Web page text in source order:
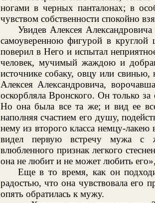
ногами в черных панталонах; в
чувством собственности спокойно
Увидев Алексея
самоуверенною фигурой в
поверил в Него и испытал
человек, мучимый жаждою и
источнике собаку, овцу или
Алексея Александровича,
оскорбляла Вронского. Он только
Но она была все та же; и вид ее
наполняя счастием его душу,
нему из второго класса немцу-
видел первую встречу мужа с
влюбленного признак легкого
она не любит и не может любить
Еще в то время, как он
радостью, что она чувствовала его
опять обратилась к мужу.